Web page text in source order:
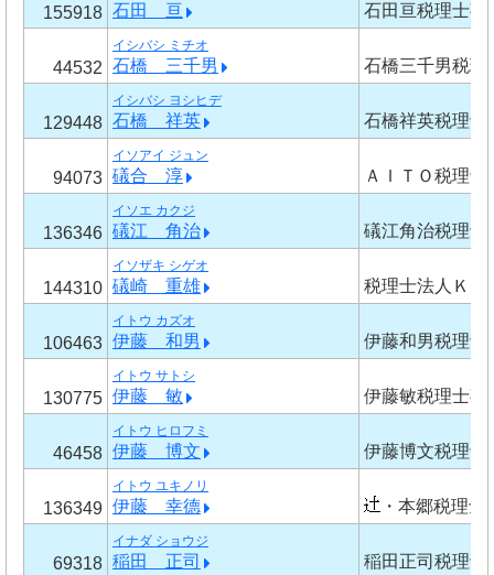
155918 石田 亘 石田亘税理士事
44532
イシバシ ミチオ
石橋 三千男 石橋三千男税理
129448
イシバシ ヨシヒデ
石橋 祥英 石橋祥英税理士
94073
イソアイ ジュン
礒合 淳 ＡＩＴＯ税理士
136346
イソエ カクジ
礒江 角治 礒江角治税理士
144310
イソザキ シゲオ
礒崎 重雄 税理士法人ＫＡ
106463
イトウ カズオ
伊藤 和男 伊藤和男税理士
130775
イトウ サトシ
伊藤 敏 伊藤敏税理士事
46458
イトウ ヒロフミ
伊藤 博文 伊藤博文税理士
136349
イトウ ユキノリ
伊藤 幸德 ・本郷税理
69318
イナダ ショウジ
稲田 正司 稲田正司税理士